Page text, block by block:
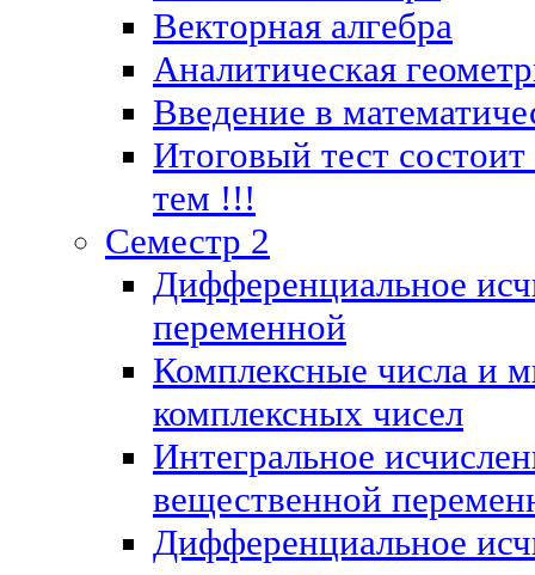
Векторная алгебра
Аналитическая
Введение в
Итоговый тест
тем !!!
Семестр 2
Дифференциальное
переменной
Комплексные числа и
комплексных чисел
Интегральное
вещественной
Дифференциальное